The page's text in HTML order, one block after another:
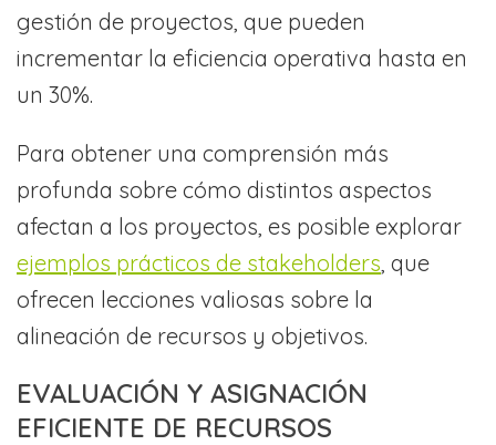
gestión de proyectos, que pueden
incrementar la eficiencia operativa hasta en
un 30%.
Para obtener una comprensión más
profunda sobre cómo distintos aspectos
afectan a los proyectos, es posible explorar
ejemplos prácticos de stakeholders, que
ofrecen lecciones valiosas sobre la
alineación de recursos y objetivos.
EVALUACIÓN Y ASIGNACIÓN
EFICIENTE DE RECURSOS